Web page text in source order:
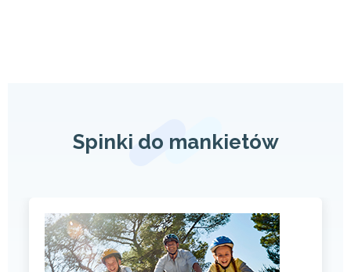
Spinki do mankietów